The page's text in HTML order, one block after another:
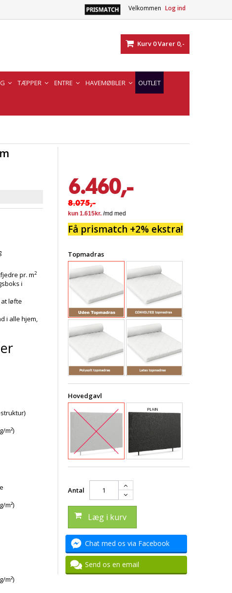
Velkommen Log ind
Kurv 0Varer 0,-
TÆPPER ENTRE HAVEMØBLER OUTLET
pr. m2
i
løfte
i alle hjem,
m²)
m²)
m²)
6.460,-
8.075,-
Få prismatch +2% ekstra!
Topmadras
Hovedgavl
Antal
Læg i kurv
Chat med os via Facebook
Send os en email